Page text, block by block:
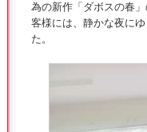
為の新作「ダボスの春
客様には、静かな夜に
た。